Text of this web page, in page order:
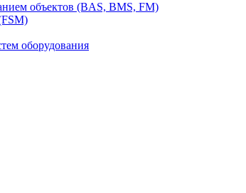
объектов (BAS, BMS, FM)
оборудования